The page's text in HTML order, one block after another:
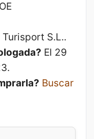
Turisport S.L..
El 29
Buscar